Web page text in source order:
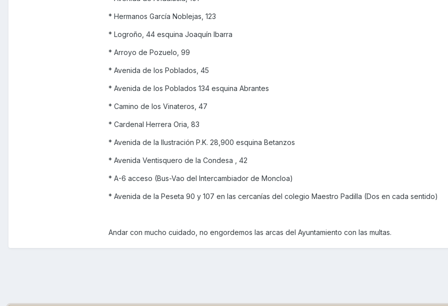
* Hermanos García Noblejas, 123
* Logroño, 44 esquina Joaquín Ibarra
* Arroyo de Pozuelo, 99
* Avenida de los Poblados, 45
* Avenida de los Poblados 134 esquina Abrantes
* Camino de los Vinateros, 47
* Cardenal Herrera Oria, 83
* Avenida de la Ilustración P.K. 28,900 esquina Betanzos
* Avenida Ventisquero de la Condesa , 42
* A-6 acceso (Bus-Vao del Intercambiador de Moncloa)
* Avenida de la Peseta 90 y 107 en las cercanías del colegio Maestro Padilla (Dos en cada sentido)
Andar con mucho cuidado, no engordemos las arcas del Ayuntamiento con las multas.